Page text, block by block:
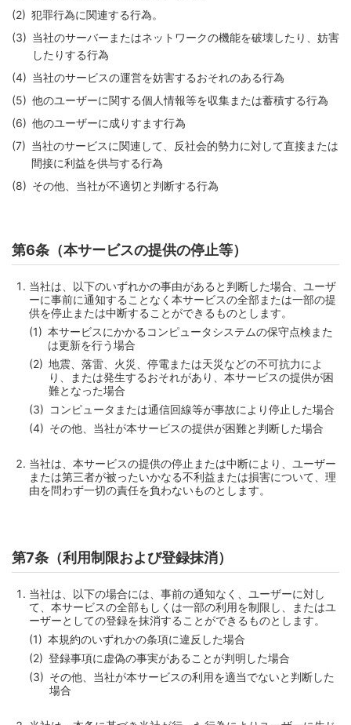
犯罪行為に関連する行為。
当社のサーバーまたはネットワークの機能を破壊したり、妨害
したりする行為
当社のサービスの運営を妨害するおそれのある行為
他のユーザーに関する個人情報等を収集または蓄積する行為
他のユーザーに成りすます行為
当社のサービスに関連して、反社会的勢力に対して直接または
間接に利益を供与する行為
その他、当社が不適切と判断する行為
第6条（本サービスの提供の停止等）
当社は、以下のいずれかの事由があると判断した場合、ユーザ
ーに事前に通知することなく本サービスの全部または一部の提
供を停止または中断することができるものとします。
本サービスにかかるコンピュータシステムの保守点検また
は更新を行う場合
地震、落雷、火災、停電または天災などの不可抗力によ
り、または発生するおそれがあり、本サービスの提供が困
難となった場合
コンピュータまたは通信回線等が事故により停止した場合
その他、当社が本サービスの提供が困難と判断した場合
当社は、本サービスの提供の停止または中断により、ユーザー
または第三者が被ったいかなる不利益または損害について、理
由を問わず一切の責任を負わないものとします。
第7条（利用制限および登録抹消）
当社は、以下の場合には、事前の通知なく、ユーザーに対し
て、本サービスの全部もしくは一部の利用を制限し、またはユ
ーザーとしての登録を抹消することができるものとします。
本規約のいずれかの条項に違反した場合
登録事項に虚偽の事実があることが判明した場合
その他、当社が本サービスの利用を適当でないと判断した
場合